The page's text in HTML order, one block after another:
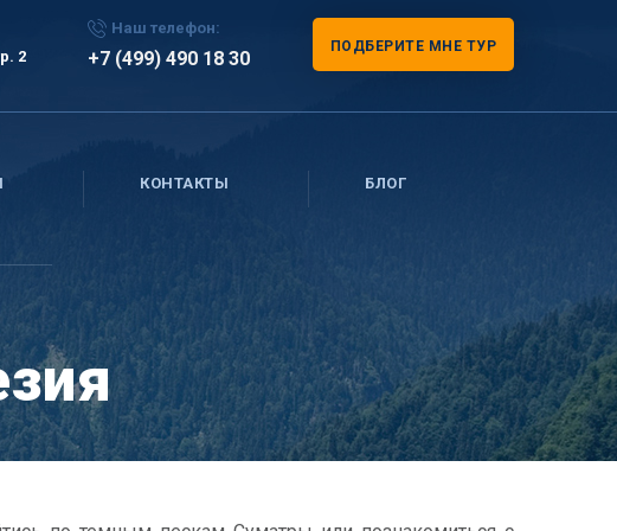
2
Наш телефон:
+7 (499) 490 18 30
ПОДБЕРИТЕ МНЕ ТУР
КОНТАКТЫ БЛОГ